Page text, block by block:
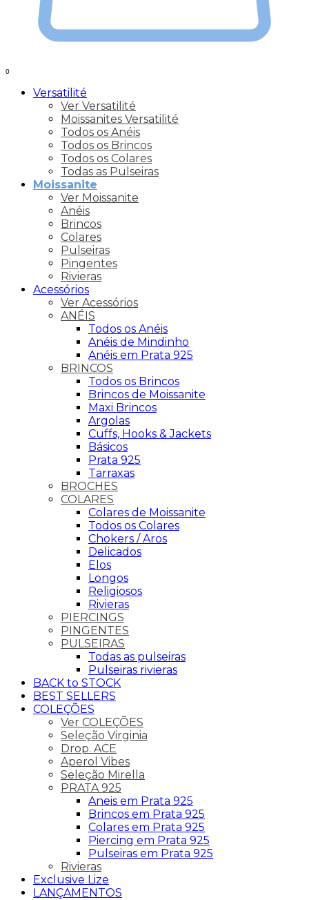
0
Versatilité
Ver Versatilité
Moissanites Versatilité
Todos os Anéis
Todos os Brincos
Todos os Colares
Todas as Pulseiras
Moissanite
Ver Moissanite
Anéis
Brincos
Colares
Pulseiras
Pingentes
Rivieras
Acessórios
Ver Acessórios
ANÉIS
Todos os Anéis
Anéis de Mindinho
Anéis em Prata 925
BRINCOS
Todos os Brincos
Brincos de Moissanite
Maxi Brincos
Argolas
Cuffs, Hooks & Jackets
Básicos
Prata 925
Tarraxas
BROCHES
COLARES
Colares de Moissanite
Todos os Colares
Chokers / Aros
Delicados
Elos
Longos
Religiosos
Rivieras
PIERCINGS
PINGENTES
PULSEIRAS
Todas as pulseiras
Pulseiras rivieras
BACK to STOCK
BEST SELLERS
COLEÇÕES
Ver COLEÇÕES
Seleção Virginia
Drop. ACE
Aperol Vibes
Seleção Mirella
PRATA 925
Aneis em Prata 925
Brincos em Prata 925
Colares em Prata 925
Piercing em Prata 925
Pulseiras em Prata 925
Rivieras
Exclusive Lize
LANÇAMENTOS